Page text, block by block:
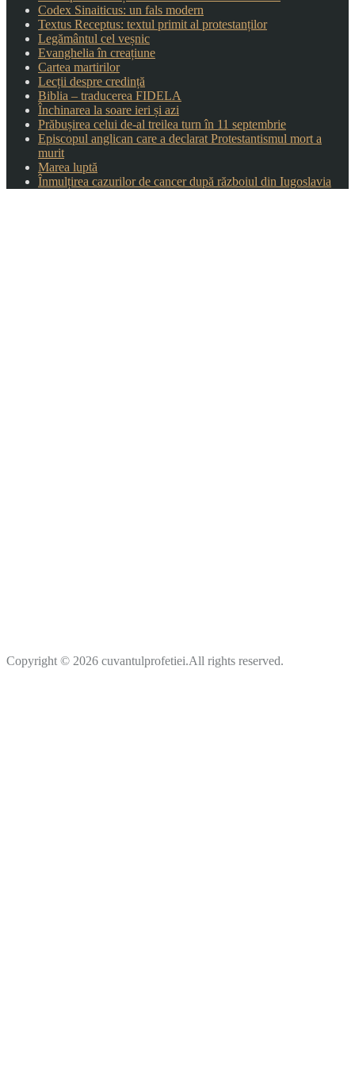
Codex Sinaiticus: un fals modern
Textus Receptus: textul primit al protestanților
Legământul cel veșnic
Evanghelia în creațiune
Cartea martirilor
Lecții despre credință
Biblia – traducerea FIDELA
Închinarea la soare ieri și azi
Prăbușirea celui de-al treilea turn în 11 septembrie
Episcopul anglican care a declarat Protestantismul mort a
murit
Marea luptă
Înmulțirea cazurilor de cancer după războiul din Iugoslavia
Copyright © 2026 cuvantulprofetiei.All rights reserved.